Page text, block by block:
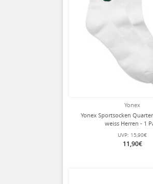
Yonex
Yonex Sportsocken
weiss Herren - 1
UVP: 15,90€
11,90€